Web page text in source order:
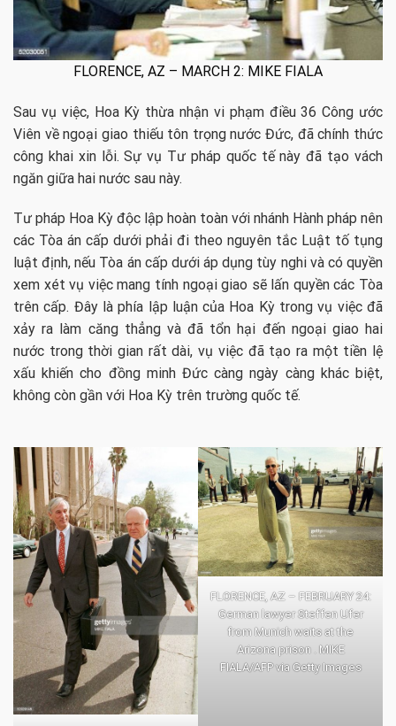
FLORENCE, AZ – MARCH 2: MIKE FIALA
Sau vụ việc, Hoa Kỳ thừa nhận vi phạm điều 36 Công ước
Viên về ngoại giao thiếu tôn trọng nước Đức, đã chính thức
công khai xin lỗi. Sự vụ Tư pháp quốc tế này đã tạo vách
ngăn giữa hai nước sau này.
Tư pháp Hoa Kỳ độc lập hoàn toàn với nhánh Hành pháp nên
các Tòa án cấp dưới phải đi theo nguyên tắc Luật tố tụng
luật định, nếu Tòa án cấp dưới áp dụng tùy nghi và có quyền
xem xét vụ việc mang tính ngoại giao sẽ lấn quyền các Tòa
trên cấp. Đây là phía lập luận của Hoa Kỳ trong vụ việc đã
xảy ra làm căng thẳng và đã tổn hại đến ngoại giao hai
nước trong thời gian rất dài, vụ việc đã tạo ra một tiền lệ
xấu khiến cho đồng minh Đức càng ngày càng khác biệt,
không còn gần với Hoa Kỳ trên trường quốc tế.
FLORENCE, AZ – FEBRUARY 24:
German lawyer Steffen Ufer
from Munich waits at the
Arizona prison . MIKE
FIALA/AFP via Getty Images